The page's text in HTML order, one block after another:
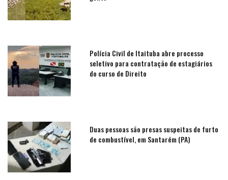
Polícia Civil de Itaituba abre processo
seletivo para contratação de estagiários
do curso de Direito
Duas pessoas são presas suspeitas de furto
de combustível, em Santarém (PA)